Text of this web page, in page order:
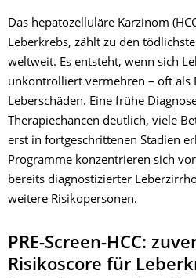
Das hepatozelluläre Karzinom
Leberkrebs, zählt zu den
weltweit. Es entsteht, wenn sich
unkontrolliert vermehren – oft als
Leberschäden. Eine frühe
Therapiechancen deutlich, viele
erst in fortgeschrittenen Stadien
Programme konzentrieren sich
bereits diagnostizierter
weitere Risikopersonen.
PRE-Screen-HCC:
Risikoscore für